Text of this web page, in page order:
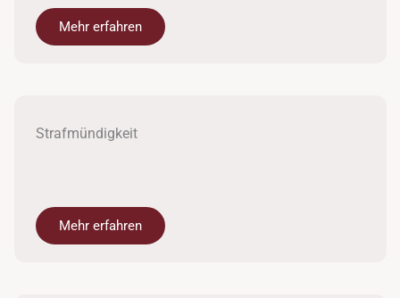
Mehr erfahren
Strafmündigkeit
Mehr erfahren